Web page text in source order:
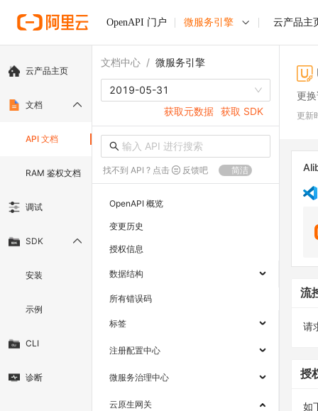
OpenAPI 门户 微服务引擎 云产品主
云产品主页
文档
API 文档
RAM 鉴权文档
调试
SDK
安装
示例
CLI
诊断
文档中心 / 微服务引擎
2019-05-31
获取元数据 获取 SDK
找不到 API ? 点击 反馈吧 简洁
OpenAPI 概览
变更历史
授权信息
数据结构
所有错误码
标签
注册配置中心
微服务治理中心
云原生网关
更
更新
流
请
授
如